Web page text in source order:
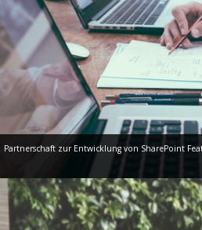
Partnerschaft zur Entwicklung von SharePoint